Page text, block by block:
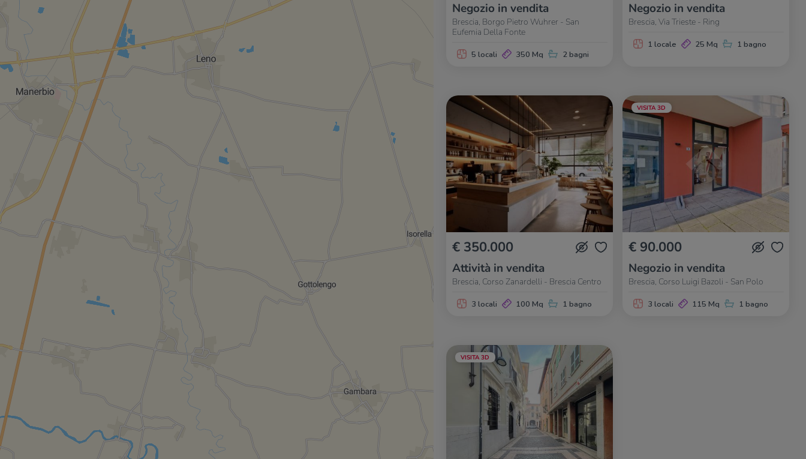
Negozio in vendita
Brescia, Borgo Pietro Wuhrer - San
Eufemia Della Fonte
5 locali 350 Mq 2 bagni
Negozio in vendita
Brescia, Via Trieste - Ring
1 locale 25 Mq 1 bagno
€ 350.000
Attività in vendita
Brescia, Corso Zanardelli - Brescia Centro
3 locali 100 Mq 1 bagno
VISITA 3D
€ 90.000
Negozio in vendita
Brescia, Corso Luigi Bazoli - San Polo
3 locali 115 Mq 1 bagno
VISITA 3D